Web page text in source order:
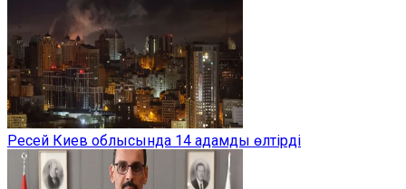
Ресей Киев облысында 14 адамды өлтірді